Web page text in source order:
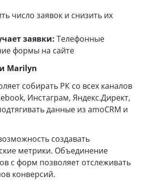
число заявок и снизить их
заявки: Телефонные
формы на сайте
Marilyn
собирать РК со всех каналов
Инстаграм, Яндекс.Директ,
данные из amoCRM и
создавать
метрики. Объединение
с форм позволяет отслеживать
конверсий.